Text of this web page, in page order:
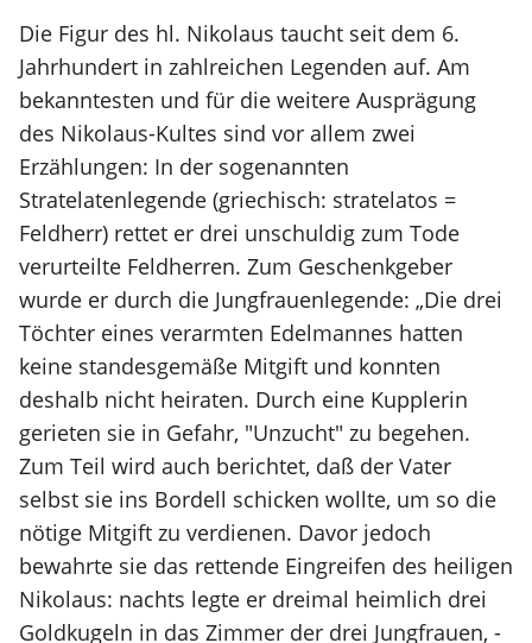
Die Figur des hl. Nikolaus taucht seit dem 6.
Jahrhundert in zahlreichen Legenden auf. Am
bekanntesten und für die weitere Ausprägung
des Nikolaus-Kultes sind vor allem zwei
Erzählungen: In der sogenannten
Stratelatenlegende (griechisch: stratelatos =
Feldherr) rettet er drei unschuldig zum Tode
verurteilte Feldherren. Zum Geschenkgeber
wurde er durch die Jungfrauenlegende: „Die drei
Töchter eines verarmten Edelmannes hatten
keine standesgemäße Mitgift und konnten
deshalb nicht heiraten. Durch eine Kupplerin
gerieten sie in Gefahr, "Unzucht" zu begehen.
Zum Teil wird auch berichtet, daß der Vater
selbst sie ins Bordell schicken wollte, um so die
nötige Mitgift zu verdienen. Davor jedoch
bewahrte sie das rettende Eingreifen des heiligen
Nikolaus: nachts legte er dreimal heimlich drei
Goldkugeln in das Zimmer der drei Jungfrauen, -